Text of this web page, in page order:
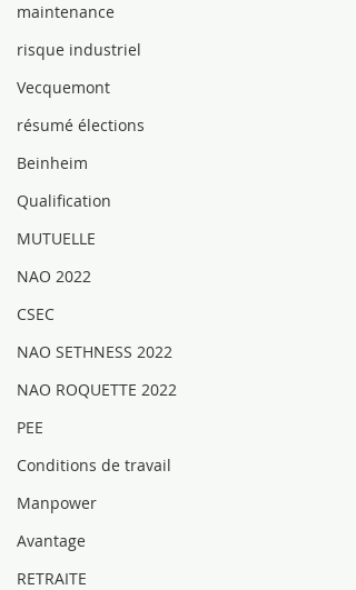
maintenance
risque industriel
Vecquemont
résumé élections
Beinheim
Qualification
MUTUELLE
NAO 2022
CSEC
NAO SETHNESS 2022
NAO ROQUETTE 2022
PEE
Conditions de travail
Manpower
Avantage
RETRAITE